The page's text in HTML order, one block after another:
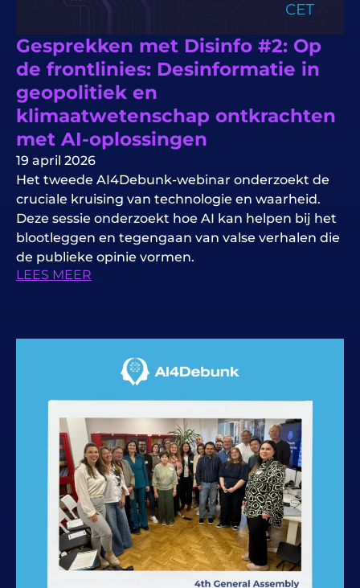
Gesprekken met Disinfo #2: Op
de frontlinies: Desinformatie in
geopolitiek en
klimaatwetenschap ontkrachten
met AI-oplossingen
19 april 2026
Het tweede AI4Debunk-webinar onderzoekt de
cruciale kruising van technologie en waarheid.
Deze sessie onderzoekt hoe AI kan helpen bij het
blootleggen en tegengaan van valse verhalen die
de publieke opinie vormen.
LEES MEER